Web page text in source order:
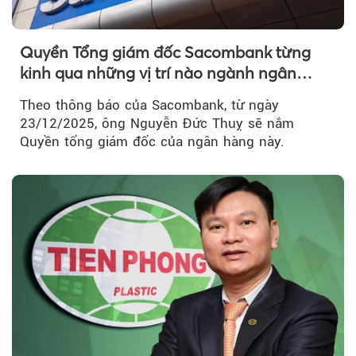
Quyền Tổng giám đốc Sacombank từng
kinh qua những vị trí nào ngành ngân
Theo thông báo của Sacombank, từ ngày
23/12/2025, ông Nguyễn Đức Thuỵ sẽ nắm
Quyền tổng giám đốc của ngân hàng này.